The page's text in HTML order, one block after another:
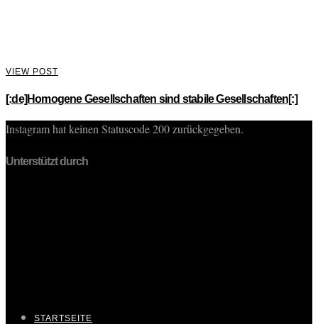
VIEW POST
[:de]Homogene Gesellschaften sind stabile Gesellschaften[:]
Instagram hat keinen Statuscode 200 zurückgegeben.
Unterstützt durch
STARTSEITE